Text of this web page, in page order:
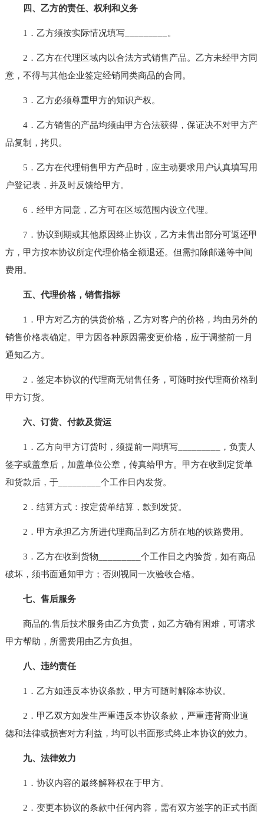
四、乙方的责任、权利和义务
1．乙方须按实际情况填写_________。
2．乙方在代理区域内以合法方式销售产品。乙方未经甲方同
意，不得与其他企业签定经销同类商品的合同。
3．乙方必须尊重甲方的知识产权。
4．乙方销售的产品均须由甲方合法获得，保证决不对甲方产
品复制，拷贝。
5．乙方在代理销售甲方产品时，应主动要求用户认真填写用
户登记表，并及时反馈给甲方。
6．经甲方同意，乙方可在区域范围内设立代理。
7．协议到期或其他原因终止协议，乙方未售出部分可返还甲
方，甲方按本协议所定代理价格全额退还。但需扣除邮递等中间
费用。
五、代理价格，销售指标
1．甲方对乙方的供货价格，乙方对客户的价格，均由另外的
销售价格表确定。甲方因各种原因需变更价格，应于调整前一月
通知乙方。
2．签定本协议的代理商无销售任务，可随时按代理商价格到
甲方订货。
六、订货、付款及货运
1．乙方向甲方订货时，须提前一周填写_________，负责人
签字或盖章后，加盖单位公章，传真给甲方。甲方在收到定货单
和货款后，于_________个工作日内发货。
2．结算方式：按定货单结算，款到发货。
2．甲方承担乙方所进代理商品到乙方所在地的铁路费用。
3．乙方在收到货物_________个工作日之内验货，如有商品
破坏，须书面通知甲方；否则视同一次验收合格。
七、售后服务
商品的.售后技术服务由乙方负责，如乙方确有困难，可请求
甲方帮助，所需费用由乙方负担。
八、违约责任
1．乙方如违反本协议条款，甲方可随时解除本协议。
2．甲乙双方如发生严重违反本协议条款，严重违背商业道
德和法律或损害对方利益，均可以书面形式终止本协议的效力。
九、法律效力
1．协议内容的最终解释权在于甲方。
2．变更本协议的条款中任何内容，需有双方签字的正式书面